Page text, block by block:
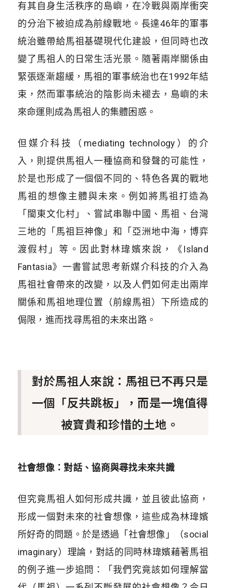
有其自身生活秩序的島嶼，在冷戰與兩岸衝突
的分治下被迫成為前線戰地。長達46年的軍事
統治雖帶給馬祖基礎現代化建設，但同時也改
變了馬祖人的日常生活光景。隨著兩岸關係由
緊張逐漸趨緩，馬祖的軍事統治也在1992年結
束，然而軍事統治的陰影尚未褪去，島嶼的未
來命運則成為馬祖人的集體困惑。
但媒介科技（mediating technology）的介
入，則提供馬祖人一種協商和發聲的可能性，
於是也形成了一個個不同的、特色各異的戰地
馬祖的想像主體與未來。例如將馬祖打造為
「閩東文化村」、嘗試串聯中國、馬祖、台灣
三地的「馬祖巨神像」和「亞洲地中海，博弈
渡假村」等。因此對林瑋嬪來說，《Island
Fantasia》一書嘗試思考新媒介科技的介入為
馬祖社會帶來的改變，以及人們如何走出兩岸
關係和馬祖地理位置（前線馬祖）下所造成的
侷限，進而找尋馬祖的未來出路。
對於馬祖人來說：馬祖已不再只是
一個「反共跳板」，而是一塊值得
被寶貴和珍惜的土地。
社會想像：對話、協商與尋找未來共識
但究竟馬祖人如何形成共識，並且彼此協商，
形成一個對未來的社會想像，這些成為林瑋嬪
所好奇的問題。於是透過「社會想像」（social
imaginary）理論，對話的同時林瑋嬪藉著馬祖
的例子進一步追問：「我們究竟該如何理解當